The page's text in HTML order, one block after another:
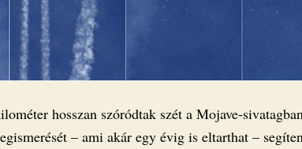
hosszan szóródtak szét a Mojave-
– ami akár egy évig is eltarthat –